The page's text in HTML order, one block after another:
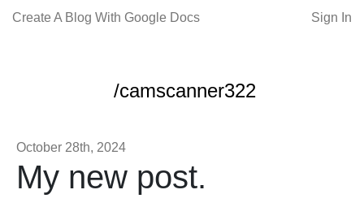
Create A Blog With Google Docs Sign In
/camscanner322
October 28th, 2024
My new post.